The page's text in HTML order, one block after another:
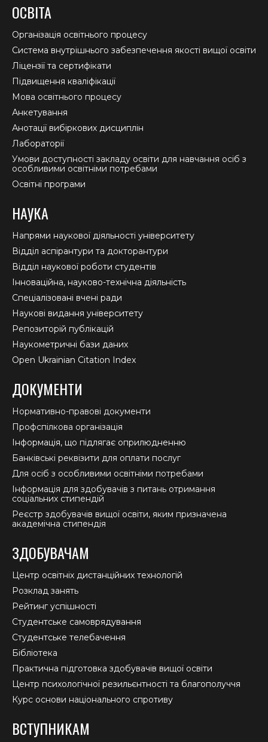
opens
in
new
window
opens
in
new
window
in
new
window
ОСВІТА
Організація освітнього процесу
Система внутрішнього забезпечення якості вищої освіти
Ліцензії та сертифікати
Підвищення кваліфікації
Мова освітнього процесу
Анкетування
Анотації вибіркових дисциплін
Лабораторії
Умови доступності закладу освіти для навчання осіб з
особливими освітніми потребами
Освітні програми
НАУКА
Напрями наукової діяльності університету
Відділ аспірантури та докторантури
Відділ наукової роботи студентів
Інноваційна, науково-технічна діяльність
Спеціалізовані вчені ради
Наукові видання університету
Репозиторій публікацій
Наукометричні бази даних
Open Ukrainian Citation Index
ДОКУМЕНТИ
Нормативно-правові документи
Профспілкова організація
Інформація, що підлягає оприлюдненню
Банківські реквізити для оплати послуг
Для осіб з особливими освітніми потребами
Інформація для здобувачів з питань отримання
соціальних стипендій
Реєстр здобувачів вищої освіти, яким призначена
академічна стипендія
ЗДОБУВАЧАМ
Центр освітніх дистанційних технологій
Розклад занять
Рейтинг успішності
Студентське самоврядування
Студентське телебачення
Бібліотека
Практична підготовка здобувачів вищої освіти
Центр психологічної резильєнтності та благополуччя
Курс основи національного спротиву
ВСТУПНИКАМ